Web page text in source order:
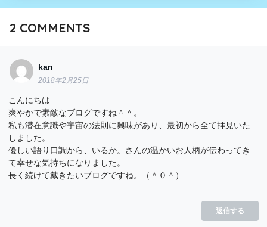
2 COMMENTS
kan
2018年2月25日
こんにちは
爽やかで素敵なブログですね＾＾。
私も潜在意識や宇宙の法則に興味があり、最初から全て拝見いた
しました。
優しい語り口調から、いるか。さんの温かいお人柄が伝わってき
て幸せな気持ちになりました。
長く続けて戴きたいブログですね。（＾０＾）
返信する